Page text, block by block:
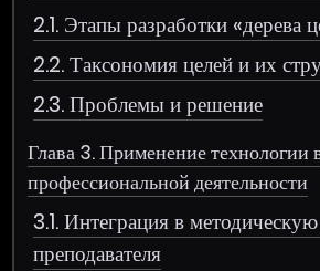
2.1. Этапы разработки «дерева
2.2. Таксономия целей и их
2.3. Проблемы и решение
Глава 3. Применение технологии
профессиональной деятельности
3.1. Интеграция в
преподавателя